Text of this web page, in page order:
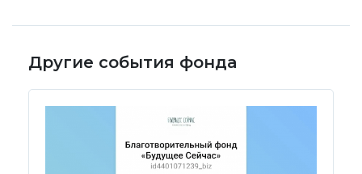
Другие события фонда